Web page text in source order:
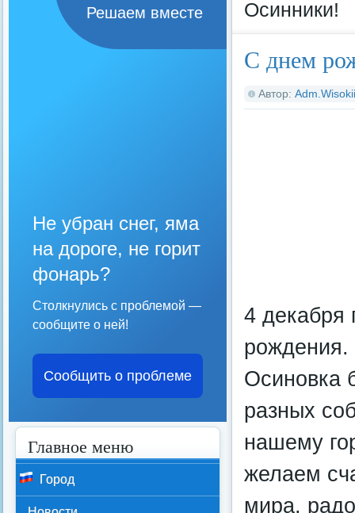
Осинники!
С днем
Автор: Adm.Wisokii
4 декабря
рождения.
Осиновка
разных
нашему
желаем
мира,
Решаем вместе
Не убран снег, яма
на дороге, не горит
фонарь?
Столкнулись с проблемой —
сообщите о ней!
Сообщить о проблеме
Главное меню
Город